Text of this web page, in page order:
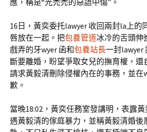
應，稱是“光禿禿的惡語中傷”。
16日，黃奕委托lawyer 收回兩封la上的
唇放在一起。把包養管道冰冷的舌頭伸
戲弄的牙wyer 函和包養站長一封lawyer
斷要離婚，盼望爭取女兒的撫育權，還
請求黃毅清刪除侵權內在的事務，並在
歉。
當晚18:02，黃奕任務室發講明，表露
遇黃毅清的傢庭暴力，並稱黃毅清婚後